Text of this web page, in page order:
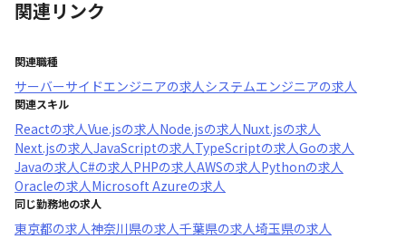
関連リンク
関連職種
サーバーサイドエンジニアの求人システムエンジニアの求人
関連スキル
Reactの求人Vue.jsの求人Node.jsの求人Nuxt.jsの求人
Next.jsの求人JavaScriptの求人TypeScriptの求人Goの求人
Javaの求人C#の求人PHPの求人AWSの求人Pythonの求人
Oracleの求人Microsoft Azureの求人
同じ勤務地の求人
東京都の求人神奈川県の求人千葉県の求人埼玉県の求人